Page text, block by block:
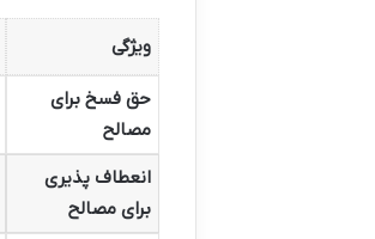
ویژگی
حق فسخ برای
مصالح
انعطاف پذیری
برای مصالح